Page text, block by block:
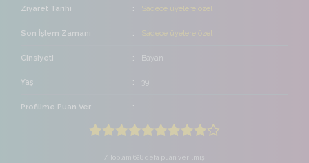
Ziyaret Tarihi Sadece üyelere özel
Son İşlem Zamanı Sadece üyelere özel
Cinsiyeti Bayan
Yaş 39
Profilime Puan Ver
/ Toplam 628 defa puan verilmiş